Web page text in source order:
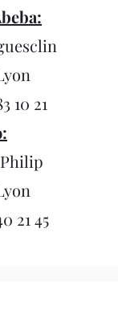
10 21
21 45